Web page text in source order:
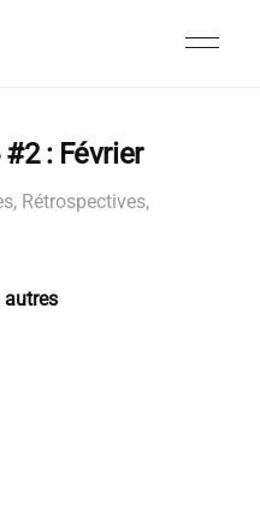
: Février
, Rétrospectives,
autres